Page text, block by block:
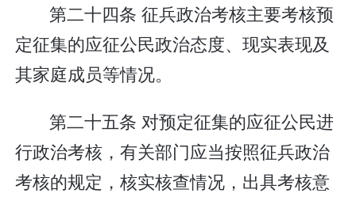
第二十四条 征兵政治考核主要考核预
定征集的应征公民政治态度、现实表现及
其家庭成员等情况。
第二十五条 对预定征集的应征公民进
行政治考核，有关部门应当按照征兵政治
考核的规定，核实核查情况，出具考核意